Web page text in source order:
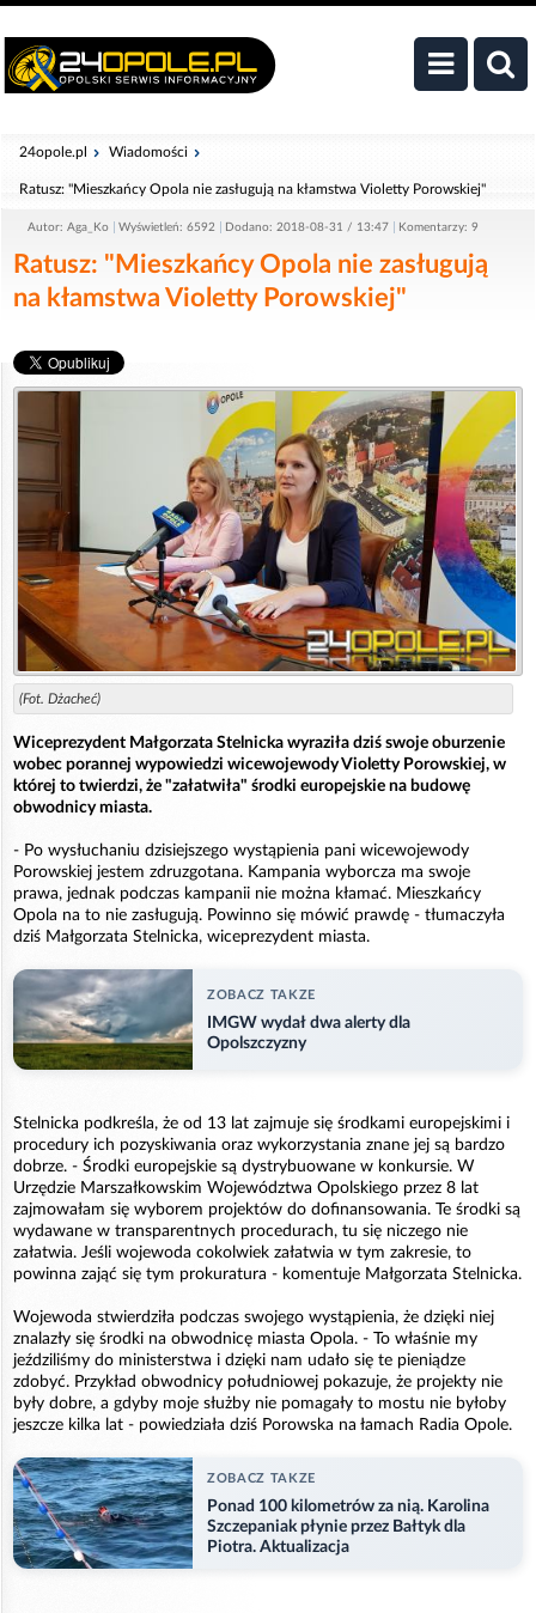
24opole.pl Wiadomości
Ratusz: "Mieszkańcy Opola nie zasługują na kłamstwa Violetty Porowskiej"
Autor: Aga_Ko Wyświetleń: 6592 Dodano: 2018-08-31 / 13:47 Komentarzy: 9
Ratusz: "Mieszkańcy Opola nie zasługują
na kłamstwa Violetty Porowskiej"
(Fot. Dżacheć)
Wiceprezydent Małgorzata Stelnicka wyraziła dziś swoje oburzenie
wobec porannej wypowiedzi wicewojewody Violetty Porowskiej, w
której to twierdzi, że "załatwiła" środki europejskie na budowę
obwodnicy miasta.
- Po wysłuchaniu dzisiejszego wystąpienia pani wicewojewody
Porowskiej jestem zdruzgotana. Kampania wyborcza ma swoje
prawa, jednak podczas kampanii nie można kłamać. Mieszkańcy
Opola na to nie zasługują. Powinno się mówić prawdę - tłumaczyła
dziś Małgorzata Stelnicka, wiceprezydent miasta.
ZOBACZ TAKZE
IMGW wydał dwa alerty dla
Opolszczyzny
Stelnicka podkreśla, że od 13 lat zajmuje się środkami europejskimi i
procedury ich pozyskiwania oraz wykorzystania znane jej są bardzo
dobrze. - Środki europejskie są dystrybuowane w konkursie. W
Urzędzie Marszałkowskim Województwa Opolskiego przez 8 lat
zajmowałam się wyborem projektów do dofinansowania. Te środki są
wydawane w transparentnych procedurach, tu się niczego nie
załatwia. Jeśli wojewoda cokolwiek załatwia w tym zakresie, to
powinna zająć się tym prokuratura - komentuje Małgorzata Stelnicka.
Wojewoda stwierdziła podczas swojego wystąpienia, że dzięki niej
znalazły się środki na obwodnicę miasta Opola. - To właśnie my
jeździliśmy do ministerstwa i dzięki nam udało się te pieniądze
zdobyć. Przykład obwodnicy południowej pokazuje, że projekty nie
były dobre, a gdyby moje służby nie pomagały to mostu nie byłoby
jeszcze kilka lat - powiedziała dziś Porowska na łamach Radia Opole.
ZOBACZ TAKZE
Ponad 100 kilometrów za nią. Karolina
Szczepaniak płynie przez Bałtyk dla
Piotra. Aktualizacja